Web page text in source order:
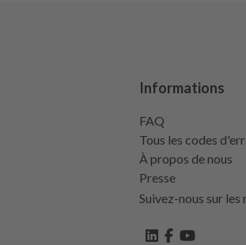
Informations
FAQ
Tous les codes
À propos de nous
Presse
Suivez-nous sur les